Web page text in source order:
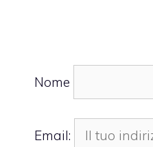
Nome
Email: